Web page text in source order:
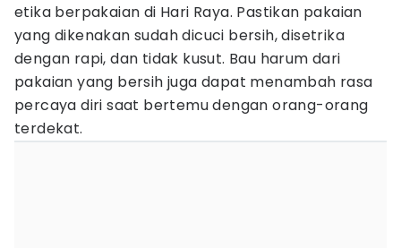
etika berpakaian di Hari Raya. Pastikan pakaian
yang dikenakan sudah dicuci bersih, disetrika
dengan rapi, dan tidak kusut. Bau harum dari
pakaian yang bersih juga dapat menambah rasa
percaya diri saat bertemu dengan orang-orang
terdekat.